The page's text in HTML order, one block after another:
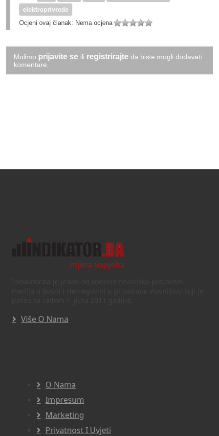
elektroprivrede
Ocjeni ovaj članak: Nema ocjena
Molimo prijavite se ili registrirajte da biste mogli dodavati
komentare.
Više O Nama
O Nama
Impresum
Marketing
Privatnost I Uvjeti